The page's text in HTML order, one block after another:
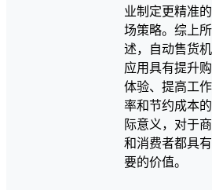
业制定更精准
场策略。综上所
述，自动售货
应用具有提升
体验、提高工
率和节约成本
际意义，对于
和消费者都具
要的价值。